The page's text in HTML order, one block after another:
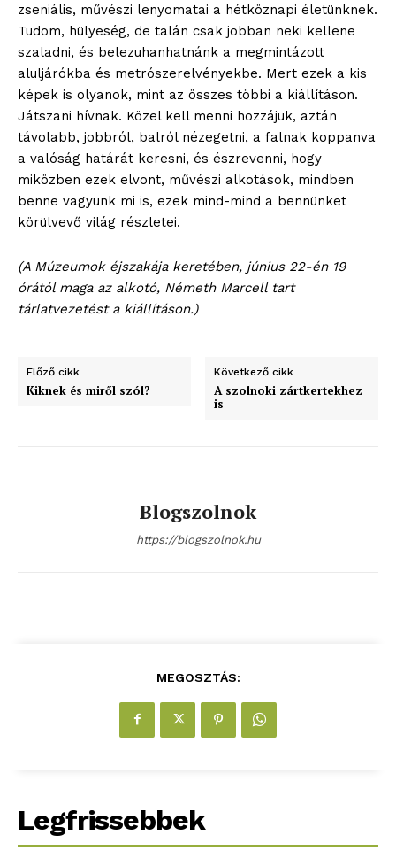
blogSZOLNOK
szubjektív élményportál
ELŐFIZETÉS
zseniális, művészi lenyomatai a hétköznapi életünknek.
Tudom, hülyeség, de talán csak jobban neki kellene
szaladni, és belezuhanhatnánk a megmintázott
aluljárókba és metrószerelvényekbe. Mert ezek a kis
képek is olyanok, mint az összes többi a kiállításon.
Játszani hívnak. Közel kell menni hozzájuk, aztán
távolabb, jobbról, balról nézegetni, a falnak koppanva
a valóság határát keresni, és észrevenni, hogy
miközben ezek elvont, művészi alkotások, mindben
benne vagyunk mi is, ezek mind-mind a bennünket
körülvevő világ részletei.
(A Múzeumok éjszakája keretében, június 22-én 19
órától maga az alkotó, Németh Marcell tart
tárlatvezetést a kiállításon.)
Előző cikk
Kiknek és miről szól?
Következő cikk
A szolnoki zártkertekhez
is
Blogszolnok
https://blogszolnok.hu
MEGOSZTÁS:
Legfrissebbek